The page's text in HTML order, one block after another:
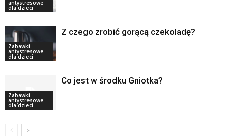
antystresowe
dla dzieci
Zabawki
antystresowe
dla dzieci
Z czego zrobić gorącą czekoladę?
Zabawki
antystresowe
dla dzieci
Co jest w środku Gniotka?